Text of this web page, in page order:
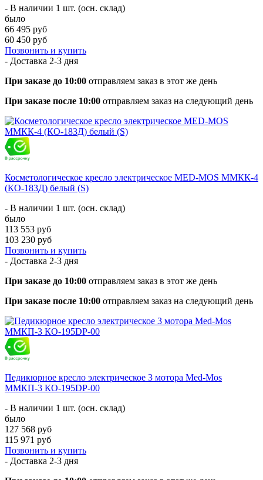
- В наличии 1 шт. (осн. склад)
было
66 495 руб
60 450 руб
Позвонить и купить
- Доставка 2-3 дня
При заказе до 10:00 отправляем заказ в этот же день
При заказе после 10:00 отправляем заказ на следующий день
Косметологическое кресло электрическое MED-MOS ММКК-4
(КО-183Д) белый (S)
- В наличии 1 шт. (осн. склад)
было
113 553 руб
103 230 руб
Позвонить и купить
- Доставка 2-3 дня
При заказе до 10:00 отправляем заказ в этот же день
При заказе после 10:00 отправляем заказ на следующий день
Педикюрное кресло электрическое 3 мотора Med-Mos
ММКП-3 КО-195DP-00
- В наличии 1 шт. (осн. склад)
было
127 568 руб
115 971 руб
Позвонить и купить
- Доставка 2-3 дня